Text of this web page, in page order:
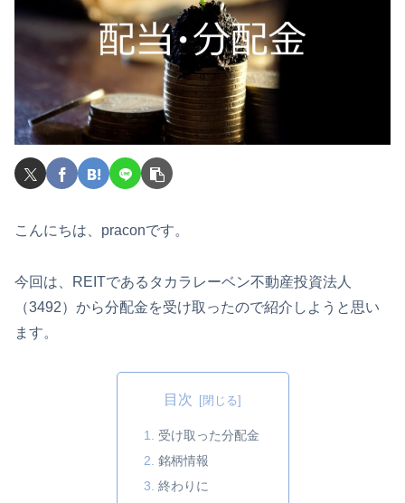
こんにちは、praconです。
今回は、REITであるタカラレーベン不動産投資法人
（3492）から分配金を受け取ったので紹介しようと思い
ます。
目次
受け取った分配金
銘柄情報
終わりに